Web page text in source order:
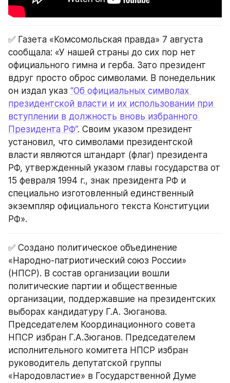
✅ Газета «Комсомольская правда» 7 августа
сообщала: «У нашей страны до сих пор нет
официального гимна и герба. Зато президент
вдруг просто оброс символами. В понедельник
он издал указ “Об официальных символах
президентской власти и их использовании при
вступлении в должность вновь избранного
Президента РФ”. Своим указом президент
установил, что символами президентской
власти являются штандарт (флаг) президента
РФ, утвержденный указом главы государства от
15 февраля 1994 г., знак президента РФ и
специально изготовленный единственный
экземпляр официального текста Конституции
РФ».
✅ Создано политическое объединение
«Народно-патриотический союз России»
(НПСР). В состав организации вошли
политические партии и общественные
организации, поддержавшие на президентских
выборах кандидатуру Г.А. Зюганова.
Председателем Координационного совета
НПСР избран Г.А.Зюганов. Председателем
исполнительного комитета НПСР избран
руководитель депутатской группы
«Народовластие» в Государственной Думе